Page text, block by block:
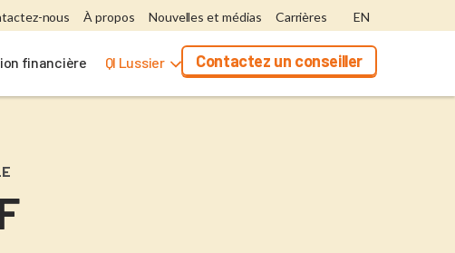
nous À propos Nouvelles et médias Carrières EN
financière QI Lussier Contactez un conseiller